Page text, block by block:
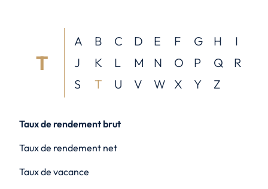
T
A B C D E F G H
I
J
K L M N O P Q
R
S
T U V W X Y Z
Taux de rendement brut
Taux de rendement net
Taux de vacance